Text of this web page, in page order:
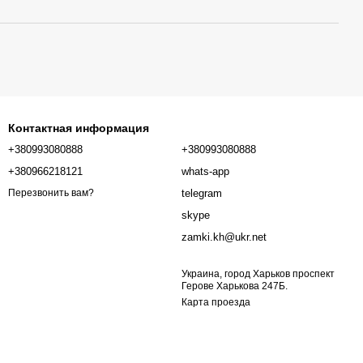
Контактная информация
+380993080888
+380966218121
Перезвонить вам?
+380993080888
whats-app
telegram
skype
zamki.kh@ukr.net
Украина, город Харьков проспект
Герове Харькова 247Б.
Карта проезда